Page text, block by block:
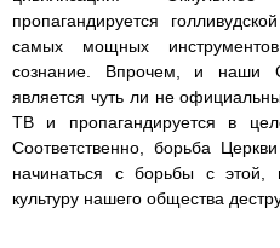
пропагандируется
самых мощных
сознание. Впрочем, и наши
является чуть ли не
ТВ и пропагандируется в
Соответственно, борьба
начинаться с борьбы с
культуру нашего общества